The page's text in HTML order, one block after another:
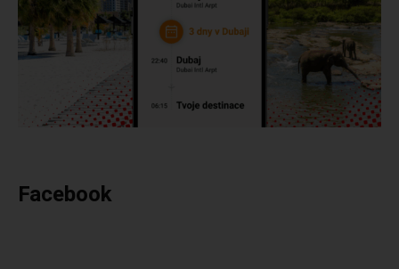
Facebook